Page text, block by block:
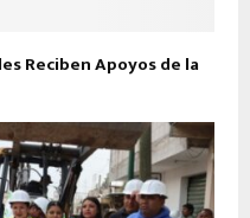
Reciben Apoyos de la